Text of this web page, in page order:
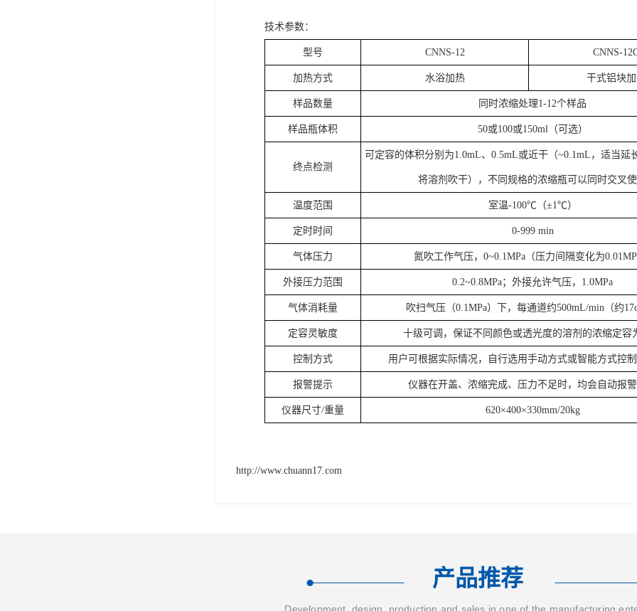
技术参数：
型号 CNNS-12 CNNS-
加热方式 水浴加热 干式铝块
样品数量 同时浓缩处理1-12个样品
样品瓶体积 50或100或150ml（可选）
终点检测
可定容的体积分别为1.0mL、0.5mL或近干（~0.1mL，适当延
将溶剂吹干），不同规格的浓缩瓶可以同时交叉
温度范围 室温-100℃（±1℃）
定时时间 0-999 min
气体压力 氮吹工作气压，0~0.1MPa（压力间隔变化为
外接压力范围 0.2~0.8MPa；外接允许气压，1.0MPa
气体消耗量 吹扫气压（0.1MPa）下，每通道约500mL/min（约
定容灵敏度 十级可调，保证不同颜色或透光度的溶剂的浓缩定容
控制方式 用户可根据实际情况，自行选用手动方式或智能方式控
报警提示 仪器在开盖、浓缩完成、压力不足时，均会自动报
仪器尺寸/重量 620×400×330mm/20kg
http://www.chuann17.com
产品推荐